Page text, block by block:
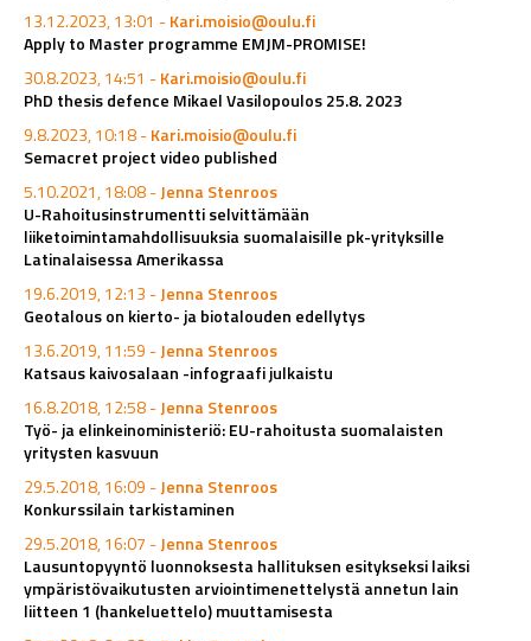
13.12.2023, 13:01 -Kari.moisio@oulu.fi
Apply to Master programme EMJM-PROMISE!
30.8.2023, 14:51 -Kari.moisio@oulu.fi
PhD thesis defence Mikael Vasilopoulos 25.8. 2023
9.8.2023, 10:18 -Kari.moisio@oulu.fi
Semacret project video published
5.10.2021, 18:08 -Jenna Stenroos
U-Rahoitusinstrumentti selvittämään
liiketoimintamahdollisuuksia suomalaisille pk-yrityksille
Latinalaisessa Amerikassa
19.6.2019, 12:13 -Jenna Stenroos
Geotalous on kierto- ja biotalouden edellytys
13.6.2019, 11:59 -Jenna Stenroos
Katsaus kaivosalaan -infograafi julkaistu
16.8.2018, 12:58 -Jenna Stenroos
Työ- ja elinkeinoministeriö: EU-rahoitusta suomalaisten
yritysten kasvuun
29.5.2018, 16:09 -Jenna Stenroos
Konkurssilain tarkistaminen
29.5.2018, 16:07 -Jenna Stenroos
Lausuntopyyntö luonnoksesta hallituksen esitykseksi laiksi
ympäristövaikutusten arviointimenettelystä annetun lain
liitteen 1 (hankeluettelo) muuttamisesta